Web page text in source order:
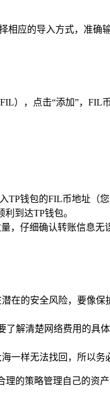
相应的导入方式，准确
），点击“添加”，FIL
TP钱包的FIL币地址（
到达TP钱包。
，仔细确认转账信息无
在的安全风险，要像
解清楚网络费用的具
一样无法找回，所以务
理的策略管理自己的资